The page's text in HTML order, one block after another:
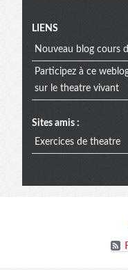
Menu
extra
LIENS
Nouveau blog cours
Participez à ce
sur le theatre vivant
Sites amis :
Exercices de theatre